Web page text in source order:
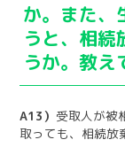
か。また、
うと、相続
うか。教え
A13） 受取人が被
取っても、相続放